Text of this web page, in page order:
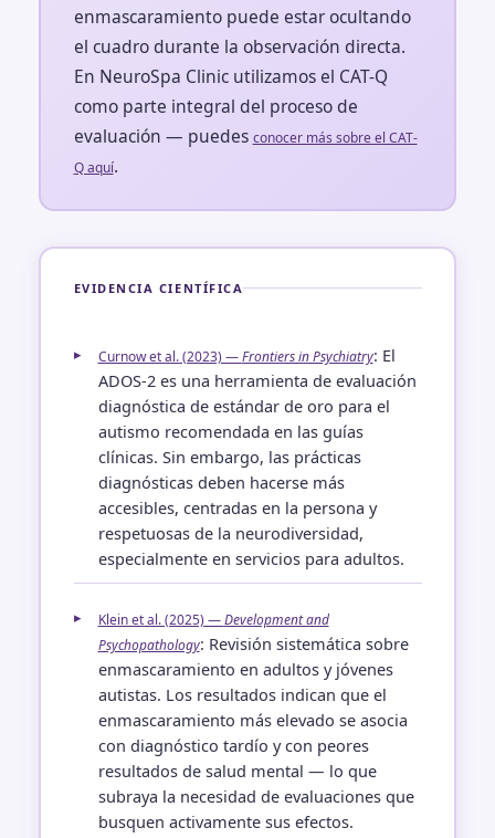
enmascaramiento puede estar ocultando
el cuadro durante la observación directa.
En NeuroSpa Clinic utilizamos el CAT-Q
como parte integral del proceso de
evaluación — puedes conocer más sobre el CAT-
Q aquí.
EVIDENCIA CIENTÍFICA
Curnow et al. (2023) —Frontiers in Psychiatry: El
ADOS-2 es una herramienta de evaluación
diagnóstica de estándar de oro para el
autismo recomendada en las guías
clínicas. Sin embargo, las prácticas
diagnósticas deben hacerse más
accesibles, centradas en la persona y
respetuosas de la neurodiversidad,
especialmente en servicios para adultos.
Klein et al. (2025) —Development and
Psychopathology: Revisión sistemática sobre
enmascaramiento en adultos y jóvenes
autistas. Los resultados indican que el
enmascaramiento más elevado se asocia
con diagnóstico tardío y con peores
resultados de salud mental — lo que
subraya la necesidad de evaluaciones que
busquen activamente sus efectos.